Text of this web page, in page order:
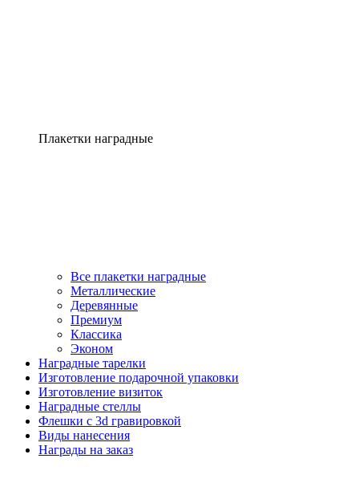
Плакетки наградные
Все плакетки наградные
Металлические
Деревянные
Премиум
Классика
Эконом
Наградные тарелки
Изготовление подарочной упаковки
Изготовление визиток
Наградные стеллы
Флешки с 3d гравировкой
Виды нанесения
Награды на заказ